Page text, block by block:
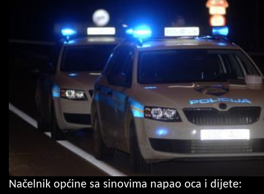
Načelnik općine sa sinovima napao oca i dijete: